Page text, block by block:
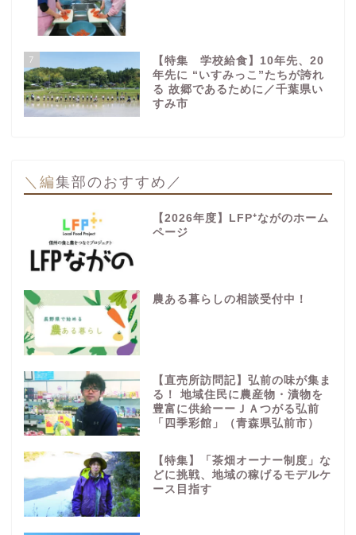
7
【特集 学校給食】10年先、20
年先に “いすみっこ”たちが誇れ
る 故郷であるために／千葉県い
すみ市
＼編集部のおすすめ／
【2026年度】LFP⁺ながのホーム
ページ
農ある暮らしの相談受付中！
【直売所訪問記】弘前の味が集ま
る！ 地域住民に農産物・漬物を
豊富に供給ーーＪＡつがる弘前
「四季彩館」（青森県弘前市）
【特集】「茶畑オーナー制度」な
どに挑戦、地域の稼げるモデルケ
ース目指す